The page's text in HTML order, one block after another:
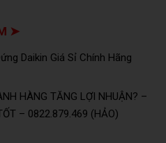
➤
Daikin Giá Sỉ Chính Hãng
HÀNG TĂNG LỢI NHUẬN? –
– 0822.879.469 (HẢO)